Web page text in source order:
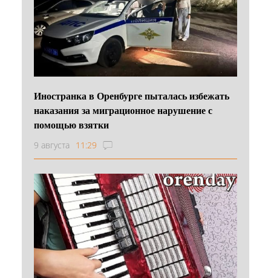
Иностранка в Оренбурге пыталась избежать
наказания за миграционное нарушение с
помощью взятки
9 августа 11:29